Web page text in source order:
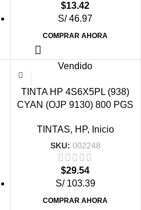
$13.42
S/ 46.97
COMPRAR AHORA
Vendido
TINTA HP 4S6X5PL (938)
CYAN (OJP 9130) 800 PGS
TINTAS, HP, Inicio
SKU: 002248
$29.54
S/ 103.39
COMPRAR AHORA